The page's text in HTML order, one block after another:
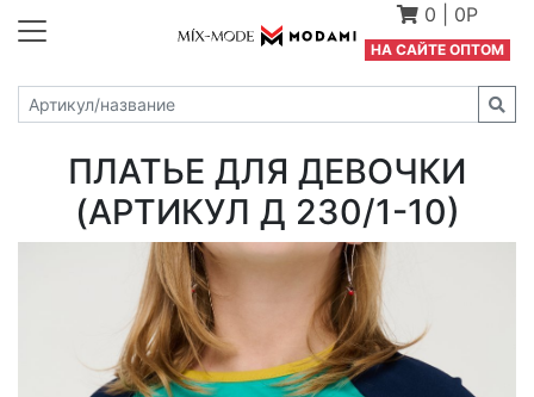
0 0Р
НА САЙТЕ ОПТОМ
ПЛАТЬЕ ДЛЯ ДЕВОЧКИ
(АРТИКУЛ Д 230/1-10)